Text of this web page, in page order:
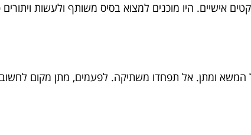
אישיים. היו מוכנים למצוא בסיס משותף ולעשות
ומתן. אל תפחדו משתיקה. לפעמים, מתן מקום לחשוב